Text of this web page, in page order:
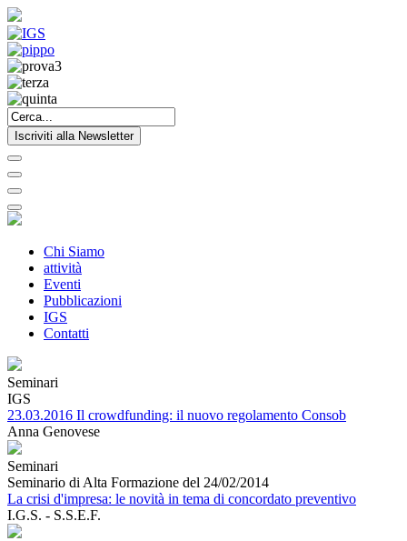
Iscriviti alla Newsletter
Chi Siamo
attività
Eventi
Pubblicazioni
IGS
Contatti
Seminari
IGS
23.03.2016 Il crowdfunding: il nuovo regolamento Consob
Anna Genovese
Seminari
Seminario di Alta Formazione del 24/02/2014
La crisi d'impresa: le novità in tema di concordato preventivo
I.G.S. - S.S.E.F.